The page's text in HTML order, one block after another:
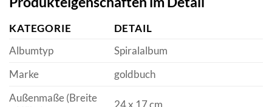
KATEGORIE
DETAIL
Albumtyp
Spiralalbum
Marke
goldbuch
Außenmaße (Breite
24 x 17 cm